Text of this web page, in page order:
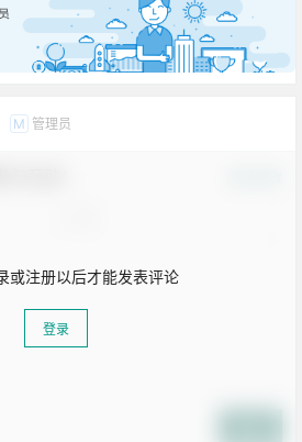
M 管理员
或注册以后才能发表评论
登录